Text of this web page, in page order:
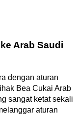
Arab Saudi
dengan aturan
Bea Cukai Arab
sangat ketat sekali
aturan